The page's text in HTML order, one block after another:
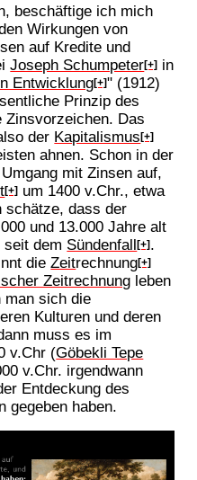
beschäftige ich mich
Wirkungen von
auf Kredite und
Joseph Schumpeter[+] in
Entwicklung[+]" (1912)
Prinzip des
Zinsvorzeichen. Das
der Kapitalismus[+]
ahnen. Schon in der
mit Zinsen auf,
[+] um 1400 v.Chr., etwa
schätze, dass der
und 13.000 Jahre alt
dem Sündenfall[+].
dieZeitrechnung[+]
Zeitrechnung leben
man sich die
Kulturen und deren
muss es im
v.Chr (Göbekli Tepe
v.Chr. irgendwann
Entdeckung des
gegeben haben.